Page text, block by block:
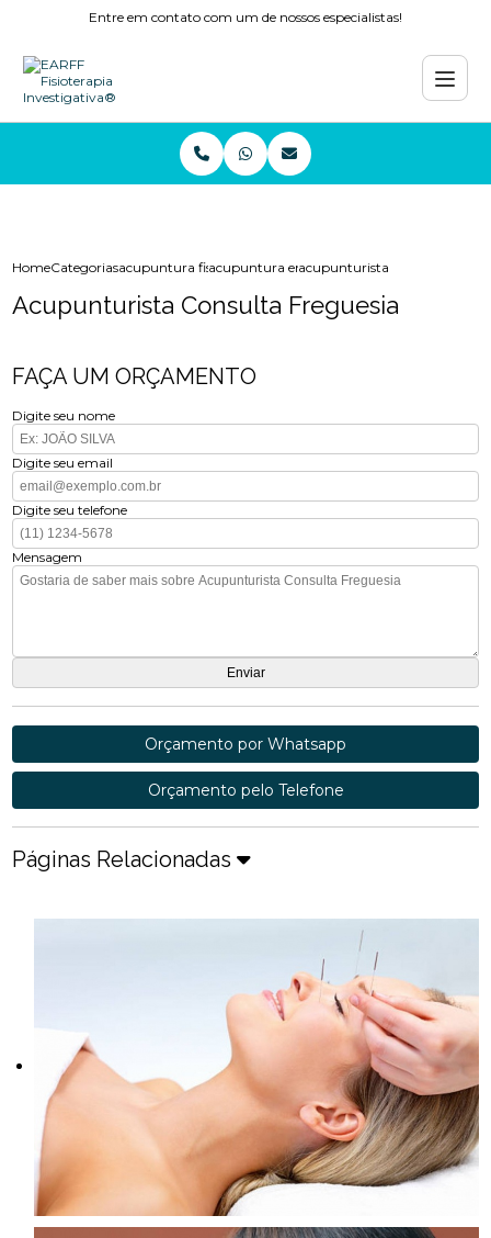
Entre em contato com um de nossos especialistas!
HomeCategoriasacupuntura fisioterapiaacupuntura enxaquecaacupunturista consulta
Acupunturista Consulta Freguesia
FAÇA UM ORÇAMENTO
Digite seu nome
Digite seu email
Digite seu telefone
Mensagem
Orçamento por Whatsapp
Orçamento pelo Telefone
Páginas Relacionadas